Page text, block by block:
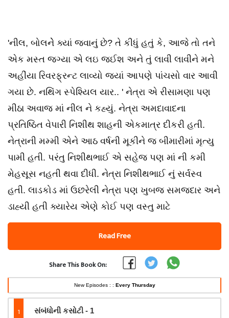
'નીલ, બોલનેે ક્યાં જવાનું છે? તે કીધું હતું કે, આજે તો તને
એક મસ્ત જગ્યા એ લઇ જઈશ અને તું લાવી લાવીને મને
અહીંયા રિવરફ્રન્ટ લાવ્યો જ્યાં આપણે પાંચસો વાર આવી
ગયા છે. નથિંગ સ્પેશ્યિલ યાર.. ' નેત્રા એ રીસામણા પણ
મીઠા અવાજ માં નીલ ને કહ્યું. નેત્રા અમદાવાદના
પ્રતિષ્ઠિત વેપારી નિશીથ શાહની એકમાત્ર દીકરી હતી.
નેત્રાની મમ્મી એને આઠ વર્ષની મૂકીને જ બીમારીમાં મૃત્યુ
પામી હતી. પરંતુ નિશીથભાઈ એ સહેજ પણ માં ની કમી
મેહસૂસ નહતી થવા દીધી. નેત્રા નિશીથભાઈ નું સર્વસ્વ
હતી. લાડકોડ માં ઉછરેલી નેત્રા પણ ખુબજ સમજદાર અને
ડાહ્યી હતી ક્યારેય એણે કોઈ પણ વસ્તુ માટે
Read Free
Share This Book On:
New Episodes : : Every Thursday
1 સંબંધોની કસોટી - 1